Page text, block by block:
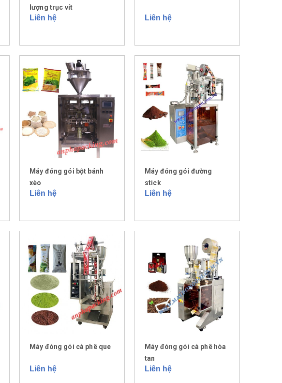
lượng trục vít
Liên hệ Liên hệ
Máy đóng gói bột bánh
xèo
Liên hệ
Máy đóng gói đường
stick
Liên hệ
Máy đóng gói cà phê que
Liên hệ
Máy đóng gói cà phê hòa
tan
Liên hệ